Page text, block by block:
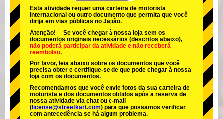
Tokyo Shibuya Annex Tokyo Bay
Tokyo Asakusa
Okinawa
Esta atividade requer uma carteira de motorista
internacional ou outro documento que permita que você
dirija em vias públicas no Japão.
Atenção! Se você chegar à nossa loja sem os
documentos originais necessários (descritos abaixo),
não poderá participar da atividade e não receberá
reembolso.
Por favor, leia abaixo sobre os documentos que você
precisa obter e certifique-se de que pode chegar à nossa
loja com os documentos.
Recomendamos que você envie fotos da sua carteira de
motorista e dos documentos obtidos após a reserva de
nossa atividade via chat ou e-mail
( license@streetkart.com) para que possamos verificar
com antecedência se há algum problema.